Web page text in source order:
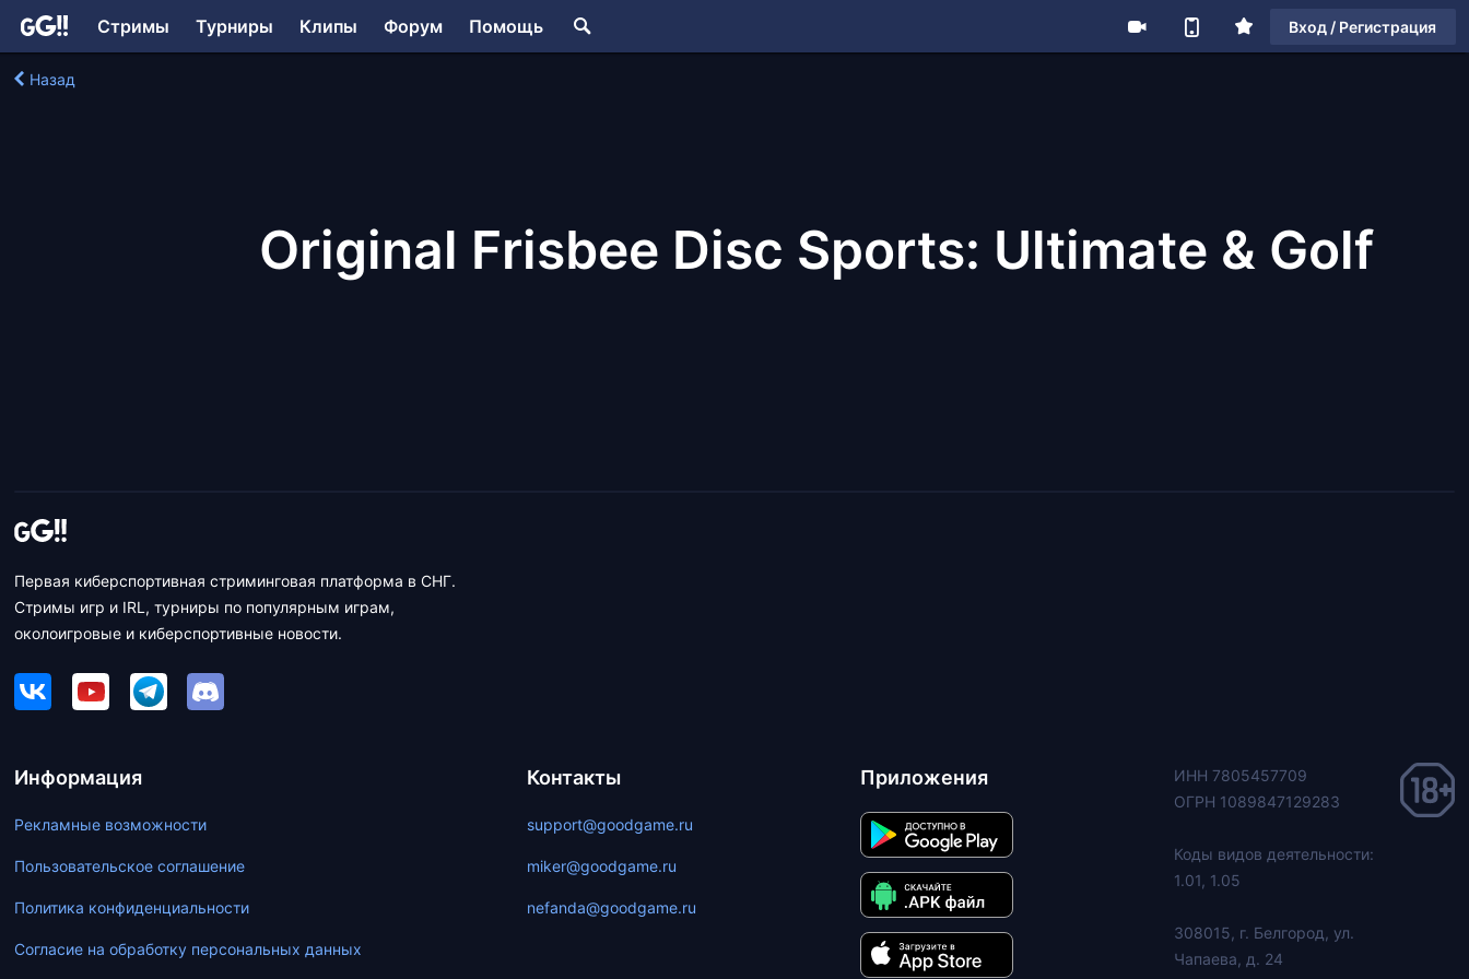
Стримы Турниры Клипы Форум Помощь Вход / Регистрация
Назад
Original Frisbee Disc Sports: Ultimate & Golf
Первая киберспортивная стриминговая платформа в СНГ.
Стримы игр и IRL, турниры по популярным играм,
околоигровые и киберспортивные новости.
Информация
Рекламные возможности
Пользовательское соглашение
Политика конфиденциальности
Согласие на обработку персональных данных
Контакты
support@goodgame.ru
miker@goodgame.ru
nefanda@goodgame.ru
Приложения
ИНН 7805457709
ОГРН 1089847129283
Коды видов деятельности:
1.01, 1.05
308015, г. Белгород, ул.
Чапаева, д. 24